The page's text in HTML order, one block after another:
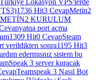
1736 Hit3 CevapMetin2
METİN2 KURULUM
yatqa port açma
1309 Hit0 CevapSteam
verildikten sonra1195 Hit3
edermısnız sistem bu
3 server kuracak
Teamspeak 3 Nasıl Bot